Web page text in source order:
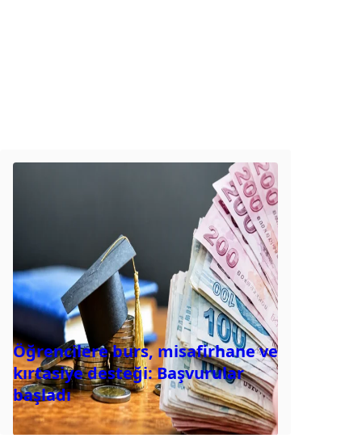
Öğrencilere burs, misafirhane ve
kırtasiye desteği: Başvurular
başladı